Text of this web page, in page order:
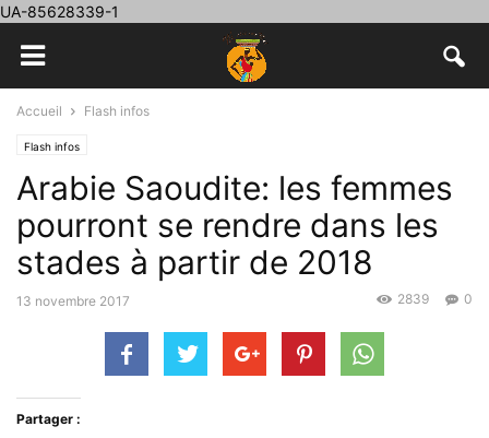
UA-85628339-1
Accueil Flash infos
Flash infos
Arabie Saoudite: les femmes
pourront se rendre dans les
stades à partir de 2018
13 novembre 2017 0
2839
Partager :